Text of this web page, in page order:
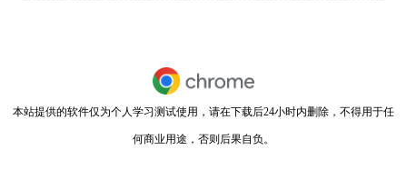
本站提供的软件仅为个人学习测试使用，请在下载后24小时内删除，不得用于任
何商业用途，否则后果自负。